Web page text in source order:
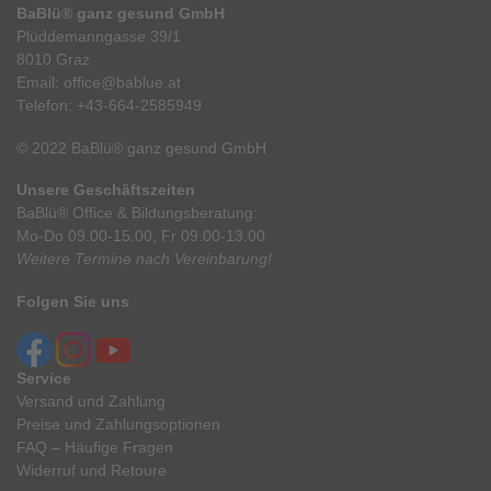
BaBlü® ganz gesund GmbH
Plüddemanngasse 39/1
8010 Graz
Email: office@bablue.at
Telefon: +43-664-2585949
© 2022 BaBlü® ganz gesund GmbH
Unsere Geschäftszeiten
BaBlü® Office & Bildungsberatung:
Mo-Do 09.00-15.00, Fr 09.00-13.00
Weitere Termine nach Vereinbarung!
Folgen Sie uns
Service
Versand und Zahlung
Preise und Zahlungsoptionen
FAQ – Häufige Fragen
Widerruf und Retoure